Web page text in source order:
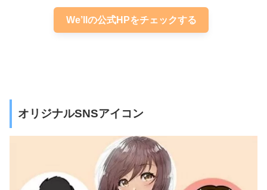
We’llの公式HPをチェックする
オリジナルSNSアイコン